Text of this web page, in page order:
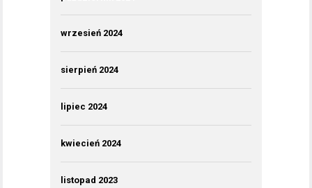
wrzesień 2024
sierpień 2024
lipiec 2024
kwiecień 2024
listopad 2023